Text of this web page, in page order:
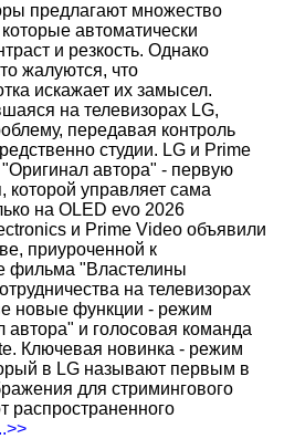
предлагают множество
автоматически
и резкость. Однако
жалуются, что
искажает их замысел.
на телевизорах LG,
передавая контроль
студии. LG и Prime
автора" - первую
которой управляет сама
на OLED evo 2026
и Prime Video объявили
приуроченной к
фильма "Властелины
на телевизорах
новые функции - режим
и голосовая команда
Ключевая новинка - режим
в LG называют первым в
для стримингового
распространенного